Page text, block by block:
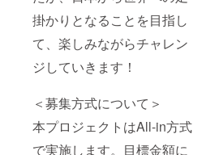
掛かりとなることを目指し
て、楽しみながらチャレン
ジしていきます！
＜募集方式について＞
本プロジェクトはAll-in方式
で実施します。目標金額に